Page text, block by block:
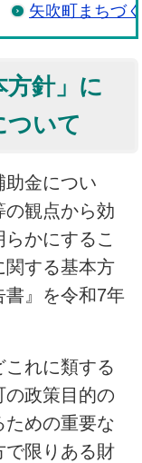
矢吹町まちづ
方針」に
ついて
金につい
の観点から効
かにするこ
関する基本方
書』を令和7年
れに類する
政策目的の
めの重要な
で限りある財